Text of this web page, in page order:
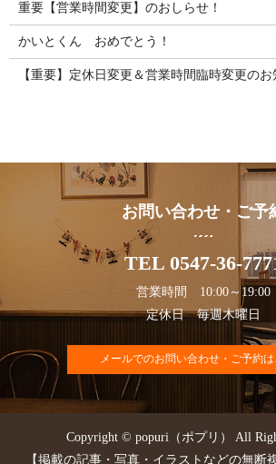
重要【営業時間変更】のおしらせ！
かいとくん おめでとう！
【重要】定休日変更＆営業時間臨時変更のお
お問い合わせ・ご予
TEL 0547-36-
営業時間 10:00～19:00
定休日 毎週木曜日
メールでのお問い合わせ・ご予約は
Copyright © popuri（ポプリ） All
【掲載の記事・写真・イラストなどの無断